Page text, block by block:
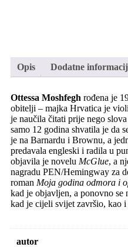
Opis Dodatne
Ottessa Moshfegh rođena je
obitelji – majka Hrvatica je
je naučila čitati prije nego
samo 12 godina shvatila je da
je na Barnardu i Brownu, a
predavala engleski i radila u
objavila je novelu McGlue, a
nagradu PEN/Hemingway za
roman Moja godina odmora i
kad je objavljen, a ponovno se
kad je cijeli svijet završio, kao
autor